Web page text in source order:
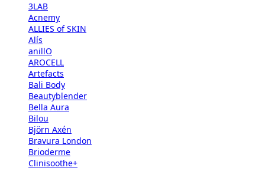
3LAB
Acnemy
ALLIES of SKIN
Alís
anillO
AROCELL
Artefacts
Bali Body
Beautyblender
Bella Aura
Bilou
Björn Axén
Bravura London
Brioderme
Clinisoothe+